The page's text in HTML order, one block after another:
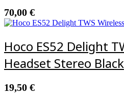
70,00 €
Hoco ES52 Delight
Headset Stereo Black
19,50 €